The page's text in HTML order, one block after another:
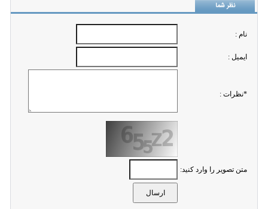
نظر شما
نام :
ايميل :
*نظرات :
متن تصویر را وارد کنید: